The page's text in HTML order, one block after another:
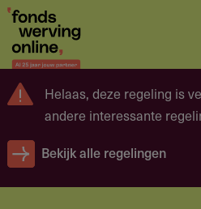
Overslaan
naar
inhoud
Helaas, deze regeling is
andere interessante
Bekijk alle regelingen